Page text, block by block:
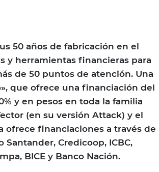
50 años de fabricación en el
y herramientas financieras para
de 50 puntos de atención. Una
que ofrece una financiación del
y en pesos en toda la familia
(en su versión Attack) y el
ofrece financiaciones a través de
Credicoop, ICBC,
BICE y Banco Nación.